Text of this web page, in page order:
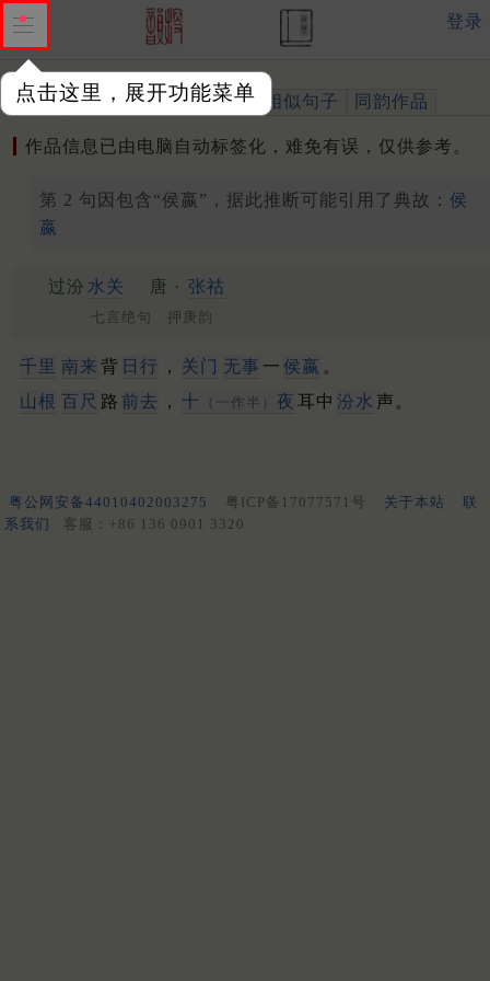
点击这里，展开功能菜单
登录
作品 标注四声 出处、引用 相似句子 同韵作品
作品信息已由电脑自动标签化，难免有误，仅供参考。
第 2 句因包含“侯嬴”，据此推断可能引用了典故： 侯
嬴
过汾 水关 唐 · 张祜
七言绝句 押庚韵
千里 南来 背 日行 ， 关门 无事 一 侯嬴 。
山根 百尺 路 前去 ， 十 （一作半） 夜 耳中 汾水 声。
粤公网安备44010402003275 粤ICP备17077571号 关于本站
联
系我们
客服：+86 136 0901 3320